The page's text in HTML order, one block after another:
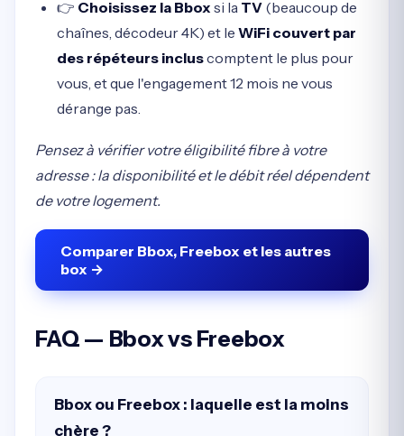
👉 Choisissez la Bbox si la TV (beaucoup de
chaînes, décodeur 4K) et le WiFi couvert par
des répéteurs incluscomptent le plus pour
vous, et que l'engagement 12 mois ne vous
dérange pas.
Pensez à vérifier votre éligibilité fibre à votre
adresse : la disponibilité et le débit réel dépendent
de votre logement.
Comparer Bbox, Freebox et les autres
box →
FAQ — Bbox vs Freebox
Bbox ou Freebox : laquelle est la moins
chère ?